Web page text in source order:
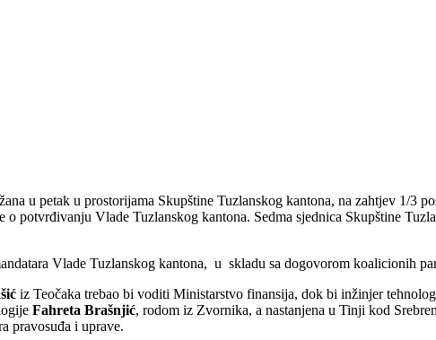
u petak u prostorijama Skupštine Tuzlanskog kantona, na zahtjev 1/3
potvrđivanju Vlade Tuzlanskog kantona. Sedma sjednica Skupštine
Vlade Tuzlanskog kantona, u skladu sa dogovorom koalicionih
iz Teočaka trebao bi voditi Ministarstvo finansija, dok bi inžinjer
Fahreta Brašnjić, rodom iz Zvornika, a nastanjena u Tinji kod
pravosuđa i uprave.